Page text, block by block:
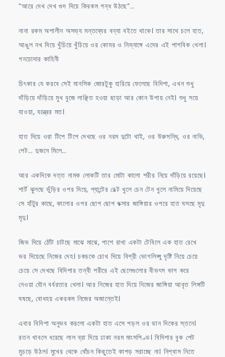
“আরে দেখ দেখ গুদ দিয়ে কিরকম গন্ধ উঠছে”…
নানা রকম অশালীন অসভ্য মন্তব্যের বন্যা বইতে থাকে। তার সাথে চলে হাত,
আঙুল নখ দিয়ে খুঁচিয়ে খুঁচিয়ে ওর কোমর ও নিম্নাঙ্গে এদের এই পাশবিক খেলা।
গনচোদার কাহিনী
চিৎকার যে করবে সেই মানসিক জোরটুকু হারিয়ে ফেলেছে বিদিশা, এখন শুধু
দাঁড়িয়ে দাঁড়িয়ে মুখ বুজে লাঞ্ছিত হওয়া ছাড়া আর কোন উপায় নেই। শুধু সয়ে
যাওয়া, যন্ত্রের মত।
হাত দিয়ে ওরা টিপে টিপে দেখছে ওর নরম দুটো থাই, ওর উরুসন্ধি, ওর নাভি,
পেট… দুজনে মিলে…
আর একদিকে দত্ত নামক লোকটি তার মোটা কালো শরীর নিয়ে দাঁড়িয়ে রয়েছে।
শার্ট ঝুলছে ভুঁড়ির ওপর দিয়ে, প্যান্টের বেল্ট খুলে চেন টেন খুলে নামিয়ে দিয়েছে
সে হাঁটুর কাছে, কালোর ওপর ছোপ ছোপ বক্সার জাঙ্গিয়ার ওপরে হাত ঘসছে মৃদু
মৃদু।
জিভ দিয়ে ঠোঁট চাটছে মাঝে মাঝে, পাশে রাখা একটা টেবিলে এক হাত রেখে
ভর দিয়েছে নিজের দেহ। চকচকে চোখ দিয়ে বিশ্রী ভোগলিপ্সু দৃষ্টি নিয়ে চেয়ে
চেয়ে সে দেখছে বিদিশার তন্বী শরীরে এই ছেলেগুলোর বীভৎস ভাগ করে
নেওয়া যৌন বর্বরতার খেলা। আর নিজের হাত দিয়ে নিজের জাঙ্গিয়া আবৃত লিঙ্গটি
ঘষছে, বোধহয় একরকম নিজের অজান্তেই।
এবার বিদিশা অনুভব করলো একটা হাত এসে পড়ল ওর ডান দিকের স্তনে।
রতন খাবলে ধরেছে লাল ব্রা দিয়ে ঢাকা নরম মাংসপিণ্ড। বিদিশার বুক পেট
মুচড়ে উঠল। মুখের থেকে বোঁচন কিছুতেই কাপড় সরাচ্ছে না। নিশ্বাস নিতে